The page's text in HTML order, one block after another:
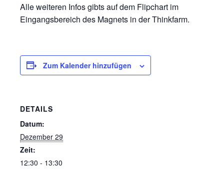
Alle weiteren Infos gibts auf dem Flipchart im
Eingangsbereich des Magnets in der Thinkfarm.
Zum Kalender hinzufügen
DETAILS
Datum:
Dezember 29
Zeit:
12:30 - 13:30